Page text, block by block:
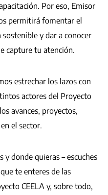
Por eso, Emisor
permitirá fomentar el
y dar a conocer
capture tu atención.
estrechar los lazos con
actores del Proyecto
avances, proyectos,
el sector.
y donde quieras – escuches
te enteres de las
CEELA y, sobre todo,